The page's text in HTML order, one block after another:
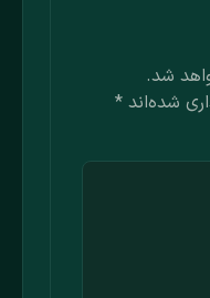
شد.
شده‌اند *